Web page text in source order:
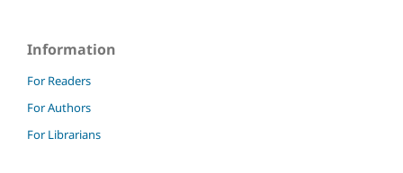
Information
For Readers
For Authors
For Librarians